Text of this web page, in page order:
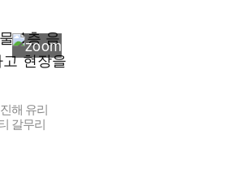
해 유리
갈무리